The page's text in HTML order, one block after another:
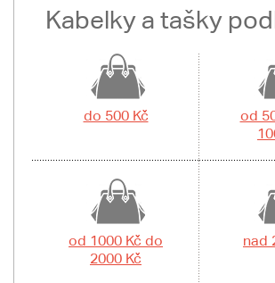
Kabelky a tašky
do 500 Kč
od
od 1000 Kč do
2000 Kč
nad